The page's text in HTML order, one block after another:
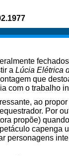
a Lúcia Elétrica
que
com o trabalho
ao
Por
propõe)
personagens